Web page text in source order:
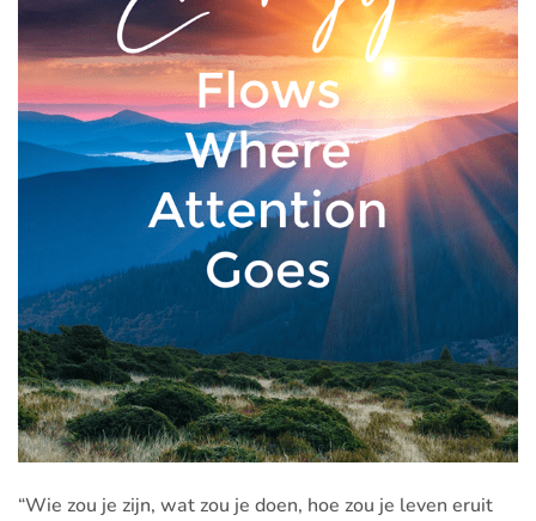
“Wie zou je zijn, wat zou je doen, hoe zou je leven eruit